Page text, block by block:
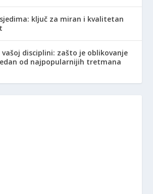
ključ za miran i kvalitetan
disciplini: zašto je oblikovanje
od najpopularnijih tretmana